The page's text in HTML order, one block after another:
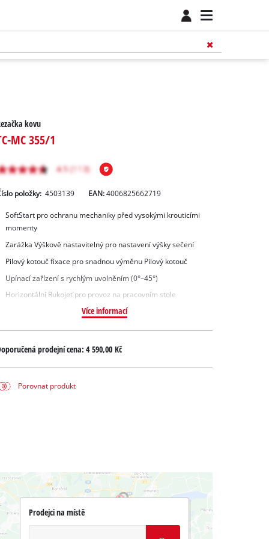
kovu
MC 355/1
položky: 4503139 EAN:4006825662719
SoftStart pro ochranu mechaniky před vysokými krouticími
momenty
Zarážka Výškově nastavitelný pro nastavení výšky sečení
Pilový kotouč fixace pro snadnou výměnu Pilový kotouč
Upínací zařízení s rychlým uvolněním (0°–45°)
Horizontální Rukojeť pro provoz na pracovním stole
Více informací
prodejní cena: 4 590,00 Kč
Porovnat produkt
Prodejci na místě